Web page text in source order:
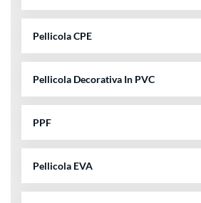
Pellicola CPE
Pellicola Decorativa In PVC
PPF
Pellicola EVA